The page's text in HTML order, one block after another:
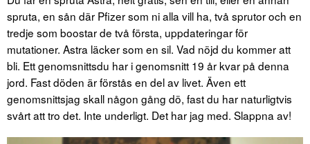
spruta, en sån där Pfizer som ni alla vill ha, två sprutor och en
tredje som boostar de två första, uppdateringar för
mutationer. Astra läcker som en sil. Vad nöjd du kommer att
bli. Ett genomsnittsdu har i genomsnitt 19 år kvar på denna
jord. Fast döden är förstås en del av livet. Även ett
genomsnittsjag skall någon gång dö, fast du har naturligtvis
svårt att tro det. Inte underligt. Det har jag med. Slappna av!